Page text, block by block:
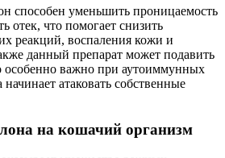
способен уменьшить проницаемость
отек, что помогает снизить
реакций, воспаления кожи и
данный препарат может подавить
особенно важно при аутоиммунных
начинает атаковать собственные
на кошачий организм